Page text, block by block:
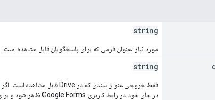
string
مورد نیاز. عنوان فرمی که برای پاسخگویان قابل مشاهده است.
string
فقط خروجی عنوان سندی که در Drive قابل مشاهده است. اگر
در جای خود در رابط کاربری Google Forms ظاهر شود و برای پاسخ دهندگان قابل مشاهده باشد.